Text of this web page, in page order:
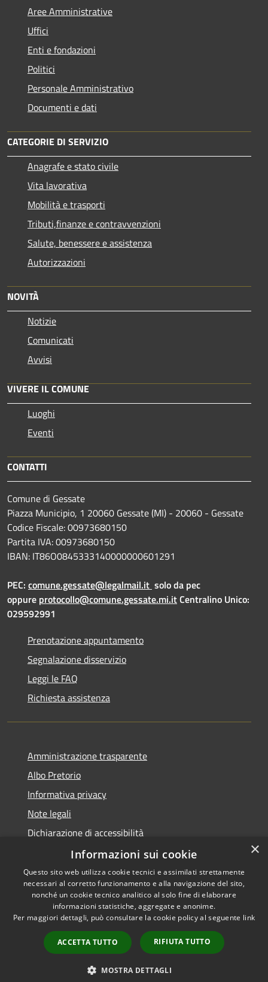
Aree Amministrative
Uffici
Enti e fondazioni
Politici
Personale Amministrativo
Documenti e dati
CATEGORIE DI SERVIZIO
Anagrafe e stato civile
Vita lavorativa
Mobilità e trasporti
Tributi,finanze e contravvenzioni
Salute, benessere e assistenza
Autorizzazioni
NOVITÀ
Notizie
Comunicati
Avvisi
VIVERE IL COMUNE
Luoghi
Eventi
CONTATTI
Comune di Gessate
Piazza Municipio, 1 20060 Gessate (MI) - 20060 - Gessate
Codice Fiscale: 00973680150
Partita IVA: 00973680150
IBAN: IT86O0845333140000000601291
PEC: comune.gessate@legalmail.it solo da pec
oppure protocollo@comune.gessate.mi.itCentralino Unico:
029592991
Prenotazione appuntamento
Segnalazione disservizio
Leggi le FAQ
Richiesta assistenza
Amministrazione trasparente
Albo Pretorio
Informativa privacy
Note legali
Dichiarazione di accessibilità
Dichiarazione di accessibilità dal 2025
RSS
Accessibilità
Copyright © 2026 • Comune di
Gessate • Powered by
Municipium•
Accesso
redazione
×
Informazioni sui cookie
Questo sito web utilizza cookie tecnici e assimilati strettamente
necessari al corretto funzionamento e alla navigazione del sito,
nonché un cookie tecnico analitico al solo fine di elaborare
informazioni statistiche, aggregate e anonime.
Per maggiori dettagli, può consultare la cookie policy al seguente link
ACCETTA TUTTO RIFIUTA TUTTO
MOSTRA DETTAGLI